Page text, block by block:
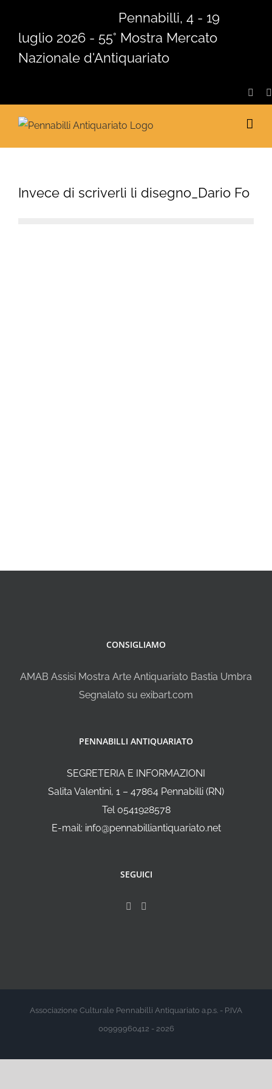
contenuto
Pennabilli, 4 - 19
luglio 2026 - 55° Mostra Mercato
Nazionale d'Antiquariato
Invece di scriverli li disegno_Dario Fo
CONSIGLIAMO
AMAB Assisi Mostra Arte Antiquariato Bastia Umbra
Segnalato su exibart.com
PENNABILLI ANTIQUARIATO
SEGRETERIA E INFORMAZIONI
Salita Valentini, 1 – 47864 Pennabilli (RN)
Tel 0541928578
E-mail: info@pennabilliantiquariato.net
SEGUICI
Associazione Culturale Pennabilli Antiquariato a.p.s. - P.IVA
00999960412 - 2026